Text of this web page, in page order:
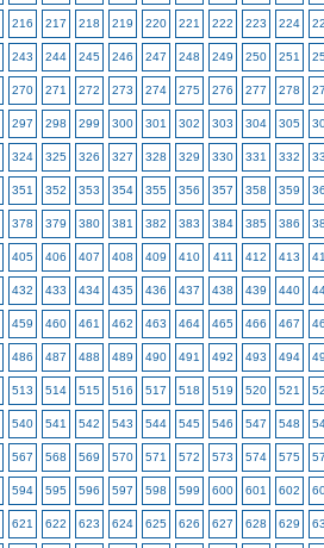
216 217 218 219 220 221 222 223 224
243 244 245 246 247 248 249 250 251
270 271 272 273 274 275 276 277 278
297 298 299 300 301 302 303 304 305
324 325 326 327 328 329 330 331 332
351 352 353 354 355 356 357 358 359
378 379 380 381 382 383 384 385 386
405 406 407 408 409 410 411 412 413
432 433 434 435 436 437 438 439 440
459 460 461 462 463 464 465 466 467
486 487 488 489 490 491 492 493 494
513 514 515 516 517 518 519 520 521
540 541 542 543 544 545 546 547 548
567 568 569 570 571 572 573 574 575
594 595 596 597 598 599 600 601 602
621 622 623 624 625 626 627 628 629